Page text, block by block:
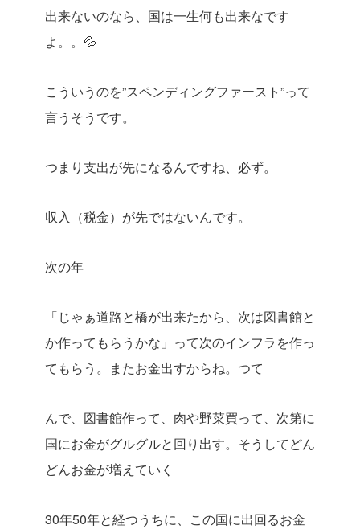
出来ないのなら、国は一生何も出来なです
よ。。💦
こういうのを”スペンディングファースト”って
言うそうです。
つまり支出が先になるんですね、必ず。
収入（税金）が先ではないんです。
次の年
「じゃぁ道路と橋が出来たから、次は図書館と
か作ってもらうかな」って次のインフラを作っ
てもらう。またお金出すからね。つて
んで、図書館作って、肉や野菜買って、次第に
国にお金がグルグルと回り出す。そうしてどん
どんお金が増えていく
30年50年と経つうちに、この国に出回るお金